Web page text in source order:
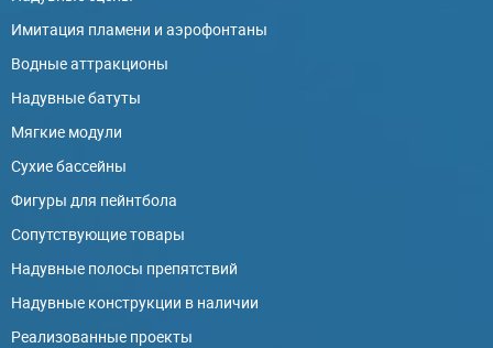
Имитация пламени и аэрофонтаны
Водные аттракционы
Надувные батуты
Мягкие модули
Сухие бассейны
Фигуры для пейнтбола
Сопутствующие товары
Надувные полосы препятствий
Надувные конструкции в наличии
Реализованные проекты